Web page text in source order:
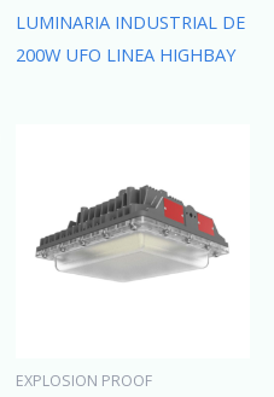
LUMINARIA INDUSTRIAL DE
200W UFO LINEA HIGHBAY
EXPLOSION PROOF